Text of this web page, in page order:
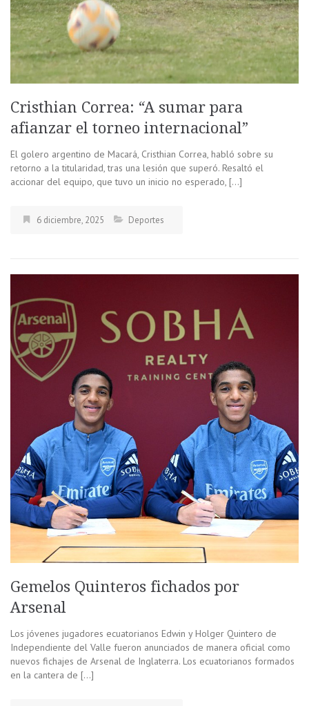
Cristhian Correa: “A sumar para
afianzar el torneo internacional”
El golero argentino de Macará, Cristhian Correa, habló sobre su
retorno a la titularidad, tras una lesión que superó. Resaltó el
accionar del equipo, que tuvo un inicio no esperado, […]
6 diciembre, 2025 Deportes
Gemelos Quinteros fichados por
Arsenal
Los jóvenes jugadores ecuatorianos Edwin y Holger Quintero de
Independiente del Valle fueron anunciados de manera oficial como
nuevos fichajes de Arsenal de Inglaterra. Los ecuatorianos formados
en la cantera de […]